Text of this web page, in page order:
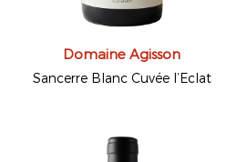
Domaine Agisson
Sancerre Blanc Cuvée l’Eclat